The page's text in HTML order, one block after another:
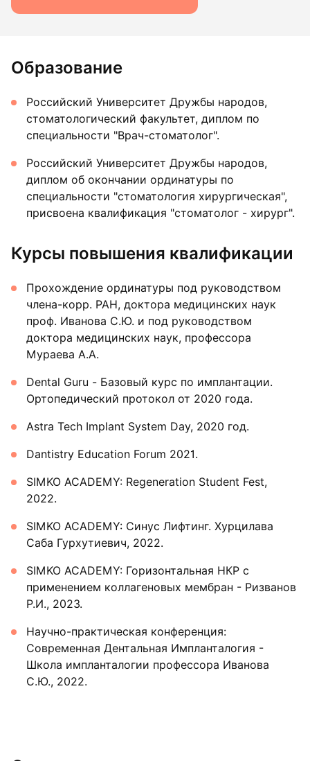
Образование
Российский Университет Дружбы народов,
стоматологический факультет, диплом по
специальности "Врач-стоматолог".
Российский Университет Дружбы народов,
диплом об окончании ординатуры по
специальности "стоматология хирургическая",
присвоена квалификация "стоматолог - хирург".
Курсы повышения квалификации
Прохождение ординатуры под руководством
члена-корр. РАН, доктора медицинских наук
проф. Иванова С.Ю. и под руководством
доктора медицинских наук, профессора
Мураева А.А.
Dental Guru - Базовый курс по имплантации.
Ортопедический протокол от 2020 года.
Astra Tech Implant System Day, 2020 год.
Dantistry Education Forum 2021.
SIMKO ACADEMY: Regeneration Student Fest,
2022.
SIMKO ACADEMY: Синус Лифтинг. Хурцилава
Саба Гурхутиевич, 2022.
SIMKO ACADEMY: Горизонтальная НКР с
применением коллагеновых мембран - Ризванов
Р.И., 2023.
Научно-практическая конференция:
Современная Дентальная Импланталогия -
Школа импланталогии профессора Иванова
С.Ю., 2022.